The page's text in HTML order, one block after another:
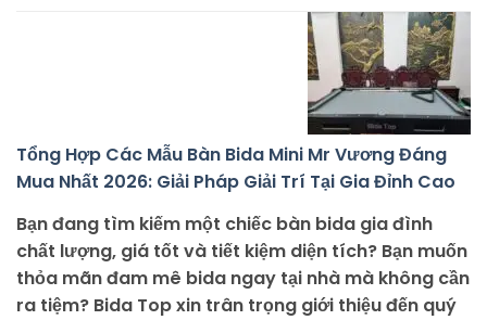
Tổng Hợp Các Mẫu Bàn Bida Mini Mr Vương Đáng
Mua Nhất 2026: Giải Pháp Giải Trí Tại Gia Đỉnh Cao
Bạn đang tìm kiếm một chiếc bàn bida gia đình
chất lượng, giá tốt và tiết kiệm diện tích? Bạn muốn
thỏa mãn đam mê bida ngay tại nhà mà không cần
ra tiệm? Bida Top xin trân trọng giới thiệu đến quý